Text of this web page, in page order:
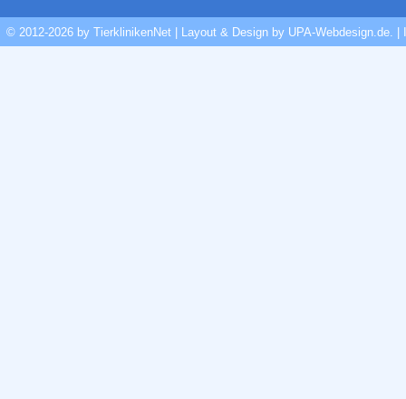
© 2012-2026 by TierklinikenNet | Layout & Design by UPA-Webdesign.de.